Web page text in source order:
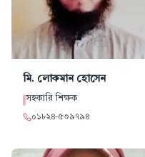
মি. লোকমান হোসেন
সহকারি শিক্ষক
০১৮২৪-৫৩৯৭৯৪